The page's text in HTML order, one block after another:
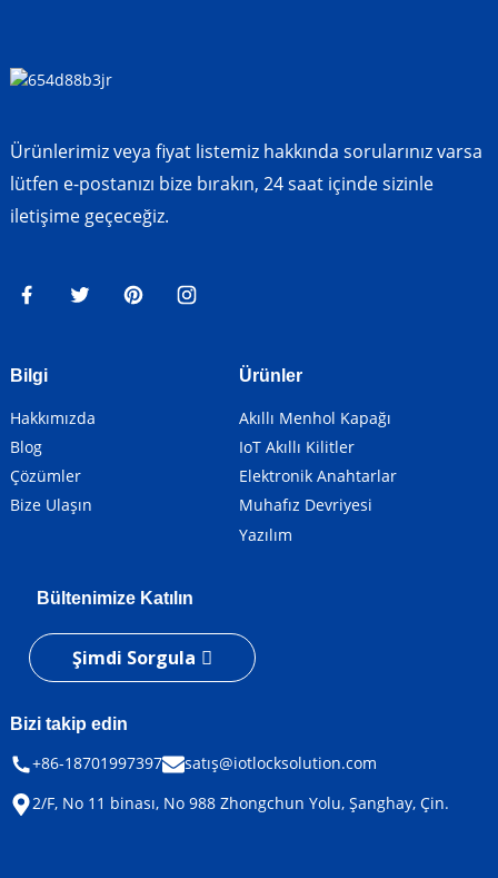
Ürünlerimiz veya fiyat listemiz hakkında sorularınız varsa
lütfen e-postanızı bize bırakın, 24 saat içinde sizinle
iletişime geçeceğiz.
Bilgi
Hakkımızda
Blog
Çözümler
Bize Ulaşın
Ürünler
Akıllı Menhol Kapağı
IoT Akıllı Kilitler
Elektronik Anahtarlar
Muhafız Devriyesi
Yazılım
Bültenimize Katılın
Şimdi Sorgula
Bizi takip edin
+86-18701997397
satış@iotlocksolution.com
2/F, No 11 binası, No 988 Zhongchun Yolu, Şanghay, Çin.